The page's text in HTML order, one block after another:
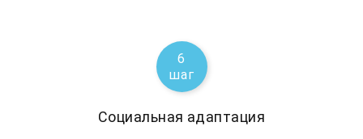
6
шаг
Социальная адаптация